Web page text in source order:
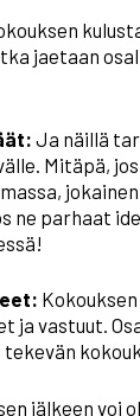
jaetaan
Ja näillä
Mitäpä,
ne parhaat
ja vastuut.
jälkeen voi